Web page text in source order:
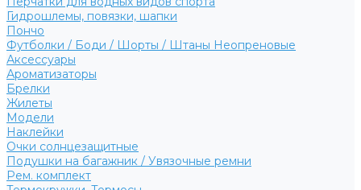
Гидрошлемы, повязки, шапки
Пончо
Футболки / Боди / Шорты / Штаны Неопреновые
Аксессуары
Ароматизаторы
Брелки
Жилеты
Модели
Наклейки
Очки солнцезащитные
Подушки на багажник / Увязочные ремни
Рем. комплект